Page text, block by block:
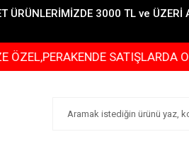
ÜRÜNLERİMİZDE 3000 TL ve
SATIŞLARDA OUTLET